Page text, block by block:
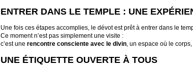
ENTRER DANS LE TEMPLE : UNE
Une fois ces étapes accomplies, le dévot est prêt à entrer dans le
Ce moment n’est pas simplement une visite :
c’est une rencontre consciente avec le divin, un espace où le corps,
UNE ÉTIQUETTE OUVERTE À TOUS